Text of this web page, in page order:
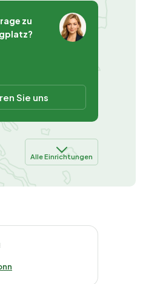
zu
Sie uns
Alle Einrichtungen